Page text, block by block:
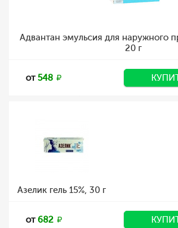
Адвантан эмульсия для наружного
20 г
от548
Азелик гель 15%, 30 г
от682